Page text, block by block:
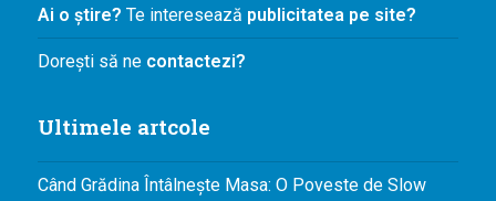
Ai o știre? Te interesează publicitatea pe site?
Dorești să necontactezi?
Ultimele artcole
Când Grădina Întâlnește Masa: O Poveste de Slow